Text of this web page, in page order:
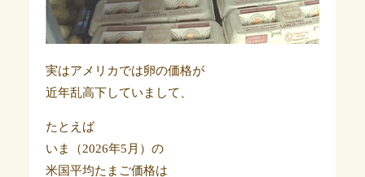
実はアメリカでは卵の価格が
近年乱高下していまして、
たとえば
いま（2026年5月）の
米国平均たまご価格は